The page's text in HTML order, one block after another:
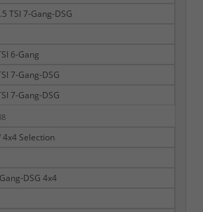
TSI 7-Gang-DSG
6-Gang
7-Gang-DSG
7-Gang-DSG
4x4 Selection
DSG 4x4